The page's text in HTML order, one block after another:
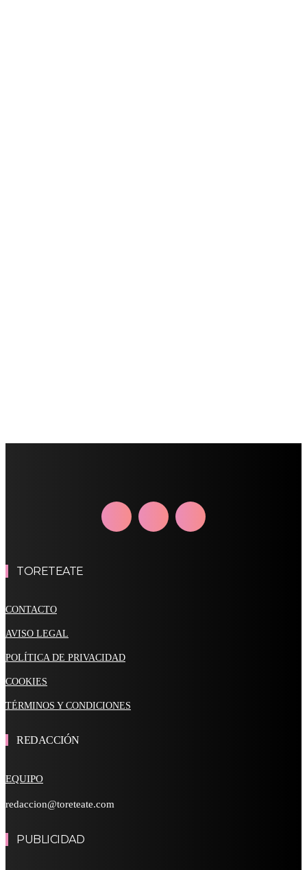
TORETEATE
CONTACTO
AVISO LEGAL
POLÍTICA DE PRIVACIDAD
COOKIES
TÉRMINOS Y CONDICIONES
REDACCIÓN
EQUIPO
redaccion@toreteate.com
PUBLICIDAD